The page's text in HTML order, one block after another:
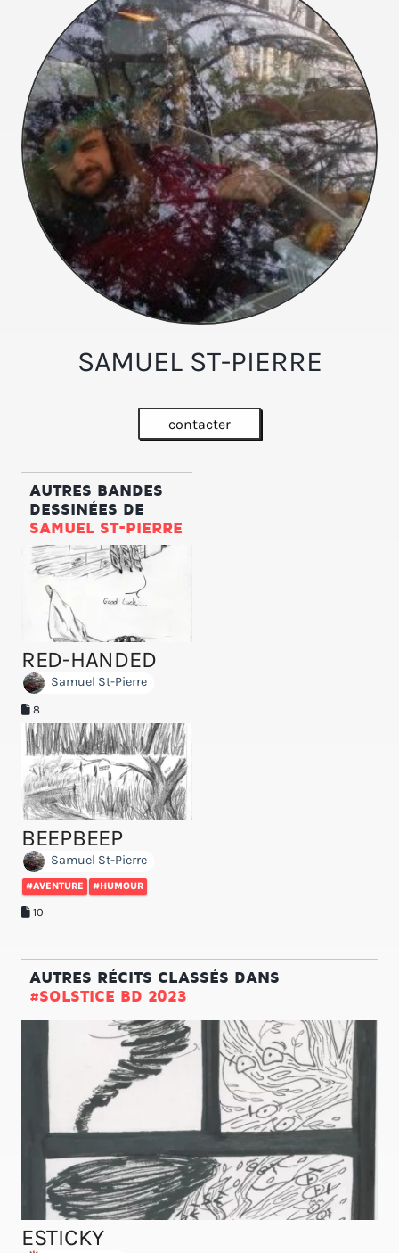
SAMUEL ST-PIERRE
contacter
AUTRES BANDES
DESSINÉES DE
SAMUEL ST-PIERRE
RED-HANDED
Samuel St-Pierre
8
BEEPBEEP
Samuel St-Pierre
#AVENTURE #HUMOUR
10
AUTRES RÉCITS CLASSÉS DANS
#SOLSTICE BD 2023
ESTICKY